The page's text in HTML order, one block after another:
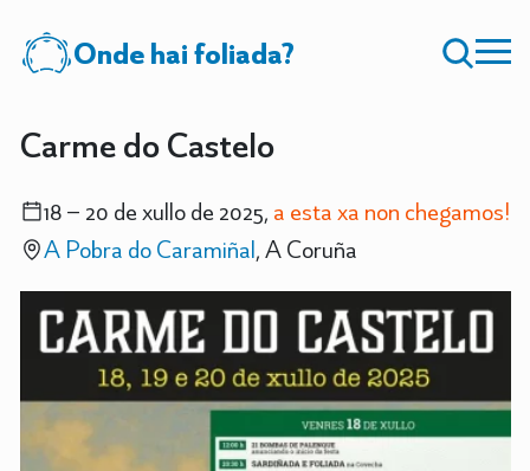
Onde hai foliada?
Carme do Castelo
18 – 20 de xullo de 2025, a esta xa non chegamos!
A Pobra do Caramiñal, A Coruña